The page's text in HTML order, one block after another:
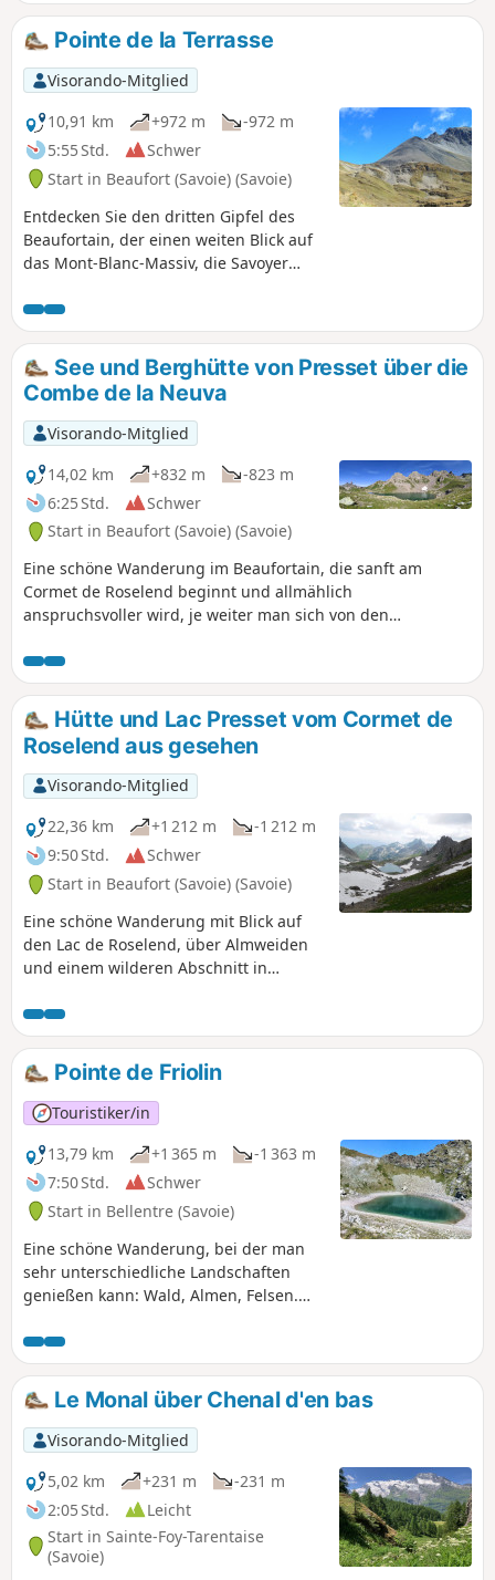
Pointe de la Terrasse
Visorando-Mitglied
10,91 km
+972 m
-972 m
5:55 Std.
Schwer
Start in Beaufort (Savoie) (Savoie)
Entdecken Sie den dritten Gipfel des
Beaufortain, der einen weiten Blick auf
das Mont-Blanc-Massiv, die Savoyer
bietet.
See und Berghütte von Presset über die
Combe de la Neuva
Visorando-Mitglied
14,02 km
+832 m
-823 m
6:25 Std.
Schwer
Start in Beaufort (Savoie) (Savoie)
Eine schöne Wanderung im Beaufortain, die sanft am
Cormet de Roselend beginnt und allmählich
anspruchsvoller wird, je weiter man sich von den
farbenfrohe Bergwelt vordringt. Keine
Orientierungsschwierigkeiten, man befindet sich auf einer
Variante der Tour du Beaufortain.
Hütte und Lac Presset vom Cormet de
Roselend aus gesehen
Visorando-Mitglied
22,36 km
+1 212 m
-1 212 m
9:50 Std.
Schwer
Start in Beaufort (Savoie) (Savoie)
Eine schöne Wanderung mit Blick auf
den Lac de Roselend, über Almweiden
und einem wilderen Abschnitt in
Hütte und ihr See laden zu einer Pause
in einer außergewöhnlichen Landschaft
ein. Nach dem Col de Grand Fond,
direkt gegenüber dem Weg, ist der
Mont Blanc während eines Großteils des
Rückwegs zu sehen.
Pointe de Friolin
Touristiker/in
13,79 km
+1 365 m
-1 363 m
7:50 Std.
Schwer
Start in Bellentre (Savoie)
Eine schöne Wanderung, bei der man
sehr unterschiedliche Landschaften
genießen kann: Wald, Almen, Felsen.
insbesondere auf die Pierra Menta, und
man kommt der bedrohlichen
Nordwand von Bellecôte näher. Als
Bonus gibt es einen einfachen 3000er.
Le Monal über Chenal d'en bas
Visorando-Mitglied
5,02 km
+231 m
-231 m
2:05 Std.
Leicht
Start in Sainte-Foy-Tarentaise
(Savoie)